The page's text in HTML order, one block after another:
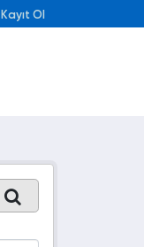
Kayıt Ol